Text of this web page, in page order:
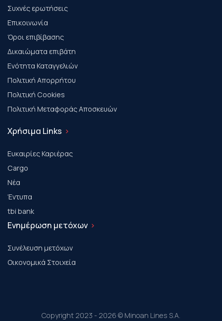
Συχνές ερωτήσεις
Επικοινωνία
Όροι επιβίβασης
Δικαιώματα επιβάτη
Ενότητα Καταγγελιών
Πολιτική Απορρήτου
Πολιτική Cookies
Πολιτική Μεταφοράς Αποσκευών
Χρήσιμα Links
Ευκαιρίες Καριέρας
Cargo
Νέα
Έντυπα
tbi bank
Ενημέρωση μετόχων
Συνέλευση μετόχων
Οικονομικά Στοιχεία
Copyright 2023 - 2026 © Minoan Lines S.A.